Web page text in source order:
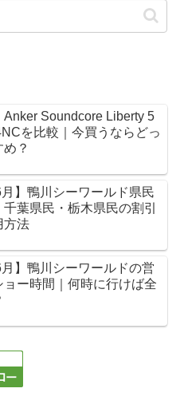
Anker Soundcore Liberty 5
を比較｜今買うならどっ
？
月】鴨川シーワールド県民
葉県民・栃木県民の割引
方法
月】鴨川シーワールドの営
ョー時間｜何時に行けば全